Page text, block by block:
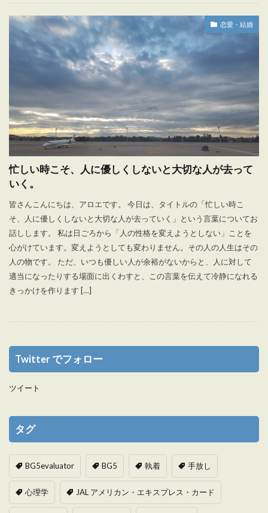
恋愛・結婚
忙しい時こそ、人に優しくしないと大切な人が去って
いく。
皆さんこんにちは、アロエです。 今日は、タイトルの「忙しい時こ
そ、人に優しくしないと大切な人が去っていく」という言葉についてお
話しします。 私は日ごろから「人の性格を変えようとしない」ことを
心がけています。変えようとしても変わりません。その人の人生はその
人の物です。 ただ、いつも優しい人が余裕がないからと、人に対して
適当になったりする場面に出くわすと、この言葉を伝えて冷静になれる
きっかけを作ります […]
Twitter でフォロー
ツイート
タグ
BG5evaluator BG5 執着 手放し
心理学 JAL アメリカン・エキスプレス・カード